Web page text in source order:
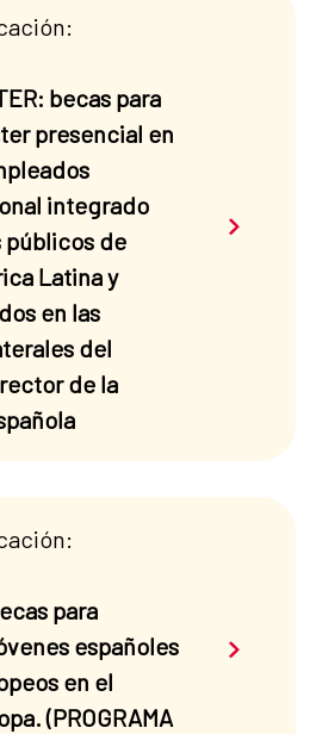
becas para
presencial en
integrado
públicos de
Latina y
en las
del
de la
Saber
para
españoles
en el
(PROGRAMA
Saber